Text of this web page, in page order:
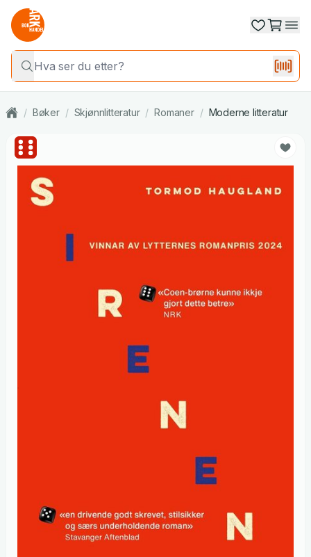
/ Bøker / Skjønnlitteratur / Romaner / Moderne litteratur